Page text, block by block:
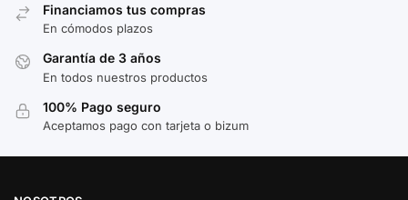
Financiamos tus compras
En cómodos plazos
Garantía de 3 años
En todos nuestros productos
100% Pago seguro
Aceptamos pago con tarjeta o bizum